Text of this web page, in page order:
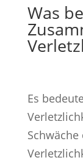
Was
Es